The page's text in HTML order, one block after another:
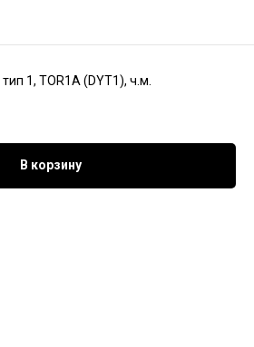
1, TOR1A (DYT1), ч.м.
В корзину